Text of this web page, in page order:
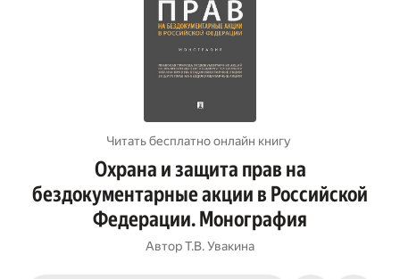
Читать бесплатно онлайн книгу
Охрана и защита прав на
бездокументарные акции в Российской
Федерации. Монография
АвторТ.В. Увакина